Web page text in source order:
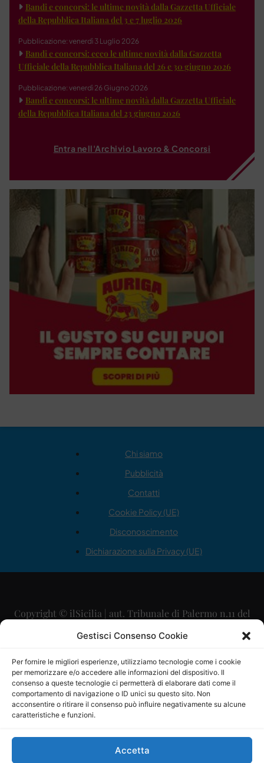
Gestisci Consenso Cookie
Per fornire le migliori esperienze, utilizziamo tecnologie come i cookie
per memorizzare e/o accedere alle informazioni del dispositivo. Il
consenso a queste tecnologie ci permetterà di elaborare dati come il
comportamento di navigazione o ID unici su questo sito. Non
acconsentire o ritirare il consenso può influire negativamente su alcune
caratteristiche e funzioni.
Accetta
Bandi e concorsi: le ultime novità dalla Gazzetta Ufficiale
della Repubblica Italiana del 3 e 7 luglio 2026
Pubblicazione: venerdì 3 Luglio 2026
Bandi e concorsi: ecco le ultime novità dalla Gazzetta
Ufficiale della Repubblica Italiana del 26 e 30 giugno 2026
Pubblicazione: venerdì 26 Giugno 2026
Bandi e concorsi: le ultime novità dalla Gazzetta Ufficiale
della Repubblica Italiana del 23 giugno 2026
Entra nell'Archivio Lavoro & Concorsi
Chi siamo
Pubblicità
Contatti
Cookie Policy (UE)
Disconoscimento
Dichiarazione sulla Privacy (UE)
Copyright © ilSicilia | aut. Tribunale di Palermo n.11 del
29/09/2015
Direttore Editoriale: Maurizio Scaglione
Direttore Responsabile: Maria Calabrese
P.IVA: 06334930820